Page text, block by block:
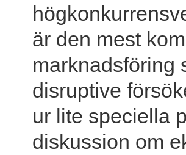
är den mest
marknadsföring
disruptive
ur lite speciella
diskussion om